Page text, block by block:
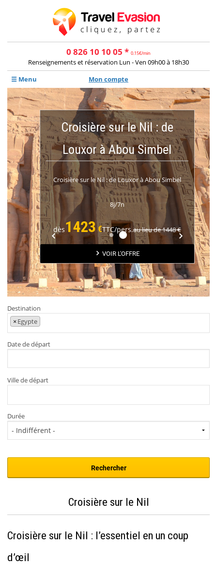
0 826 10 10 05 * 0.15€/min
Renseignements et réservation Lun - Ven 09h00 à 18h30
☰ Menu
Mon compte
1264
Croisière sur le Nil : de
Louxor à Abou Simbel
Croisière sur le Nil : de Louxor à Abou Simbel
8j/7n
dès1423€TTC/pers.au lieu de1448 €
VOIR L'OFFRE
Destination
×Egypte
Date de départ
Ville de départ
Durée
Croisière sur le Nil
Croisière sur le Nil : l’essentiel en un coup
d’œil